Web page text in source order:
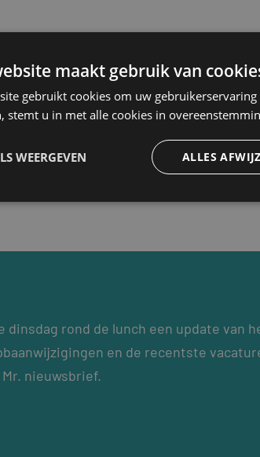
Delen:
dinsdag rond de lunch een update van
en de recentste
nieuwsbrief.
maakt gebruik van
gebruikt cookies om uw
stemt u in met alle cookies in
ALLES
WEERGEVEN